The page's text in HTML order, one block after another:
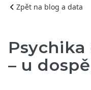
Zpět na blog a data
– u